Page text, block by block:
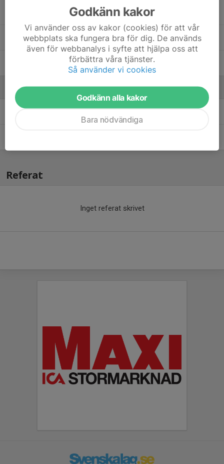
Oskar Jansson 27
Salim Sello 25
Valentine Milicevic 8
Ledare
Daniel Milicevic.
Referat
Inget referat skrivet
Godkänn kakor
Vi använder oss av kakor (cookies) för att vår
webbplats ska fungera bra för dig. De används
även för webbanalys i syfte att hjälpa oss att
förbättra våra tjänster.
Så använder vi cookies
Godkänn alla kakor
Bara nödvändiga